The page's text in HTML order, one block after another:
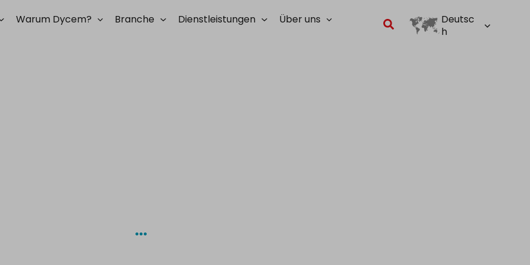
Warum Dycem? Branche Dienstleistungen
Über uns
Suchen
Deutsc
h
…